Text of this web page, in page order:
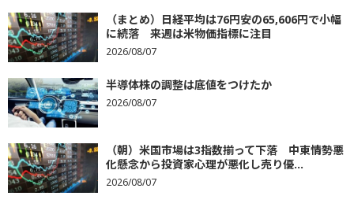
（まとめ）日経平均は76円安の65,606円で小幅
に続落 来週は米物価指標に注目
2026/08/07
半導体株の調整は底値をつけたか
2026/08/07
（朝）米国市場は3指数揃って下落 中東情勢悪
化懸念から投資家心理が悪化し売り優...
2026/08/07